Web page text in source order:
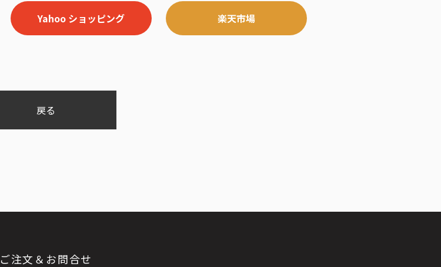
Yahoo ショッピング 楽天市場
戻る
ご注文＆お問合せ